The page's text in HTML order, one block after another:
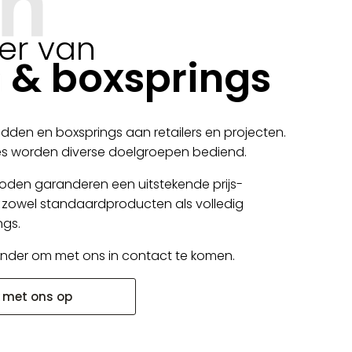
van
boxsprings
en boxsprings aan retailers en projecten.
worden diverse doelgroepen bediend.
garanderen een uitstekende prijs-
standaardproducten als volledig
om met ons in contact te komen.
ons op